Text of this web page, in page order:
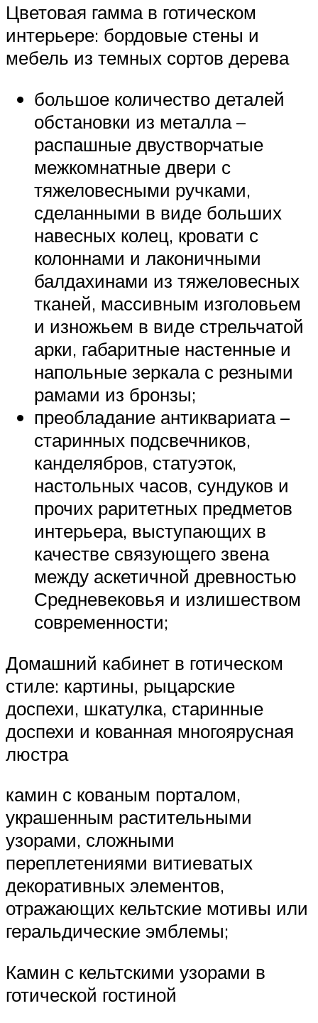
Цветовая гамма в готическом
интерьере: бордовые стены и
мебель из темных сортов дерева
большое количество деталей
обстановки из металла –
распашные двустворчатые
межкомнатные двери с
тяжеловесными ручками,
сделанными в виде больших
навесных колец, кровати с
колоннами и лаконичными
балдахинами из тяжеловесных
тканей, массивным изголовьем
и изножьем в виде стрельчатой
арки, габаритные настенные и
напольные зеркала с резными
рамами из бронзы;
преобладание антиквариата –
старинных подсвечников,
канделябров, статуэток,
настольных часов, сундуков и
прочих раритетных предметов
интерьера, выступающих в
качестве связующего звена
между аскетичной древностью
Средневековья и излишеством
современности;
Домашний кабинет в готическом
стиле: картины, рыцарские
доспехи, шкатулка, старинные
доспехи и кованная многоярусная
люстра
камин с кованым порталом,
украшенным растительными
узорами, сложными
переплетениями витиеватых
декоративных элементов,
отражающих кельтские мотивы или
геральдические эмблемы;
Камин с кельтскими узорами в
готической гостиной